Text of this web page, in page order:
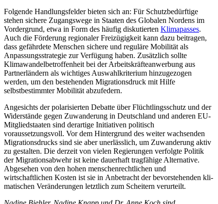
Folgende Handlungsfelder bieten sich an: Für Schutzbedürftige
stehen sichere Zu­gangswege in Staaten des Globalen Nordens im
Vordergrund, etwa in Form des häufig diskutierten Klimapasses.
Auch die Förde­rung regionaler Freizügigkeit kann dazu beitragen,
dass gefährdete Menschen siche­re und reguläre Mobilität als
Anpassungsstrategie zur Verfügung haben. Zusätz­lich sollte
Klimawandelbetroffenheit bei der Arbeitskräfteanwerbung aus
Partner­ländern als wichtiges Auswahlkriterium hinzu­gezogen
werden, um den bestehenden Migra­­tionsdruck mit Hilfe
selbstbestimmter Mobi­lität abzufedern.
Angesichts der polarisierten Debatte über Flüchtlingsschutz und der
Wider­stände gegen Zuwanderung in Deutschland und anderen EU-
Mitglied­staaten sind derartige Initiativen politisch
voraussetzungsvoll. Vor dem Hintergrund des weiter wachsenden
Migrationsdrucks sind sie aber un­erlässlich, um Zuwanderung aktiv
zu ge­stalten. Die derzeit von vielen Regie­run­gen verfolgte Politik
der Migrations­abwehr ist keine dauerhaft trag­fähige Alternative.
Abgesehen von den hohen menschenrechtlichen und
wirtschaftlichen Kosten ist sie in An­betracht der bevorstehenden kli­
ma­tischen Veränderungen letztlich zum Schei­tern verurteilt.